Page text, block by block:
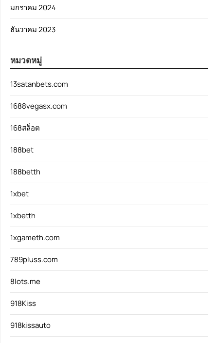
มกราคม 2024
ธันวาคม 2023
หมวดหมู่
13satanbets.com
1688vegasx.com
168สล็อต
188bet
188betth
1xbet
1xbetth
1xgameth.com
789pluss.com
8lots.me
918Kiss
918kissauto